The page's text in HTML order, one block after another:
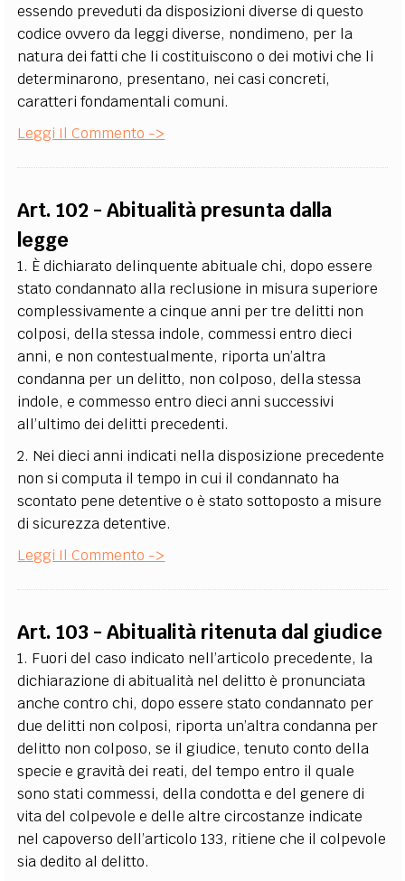
essendo preveduti da disposizioni diverse di questo
codice ovvero da leggi diverse, nondimeno, per la
natura dei fatti che li costituiscono o dei motivi che li
determinarono, presentano, nei casi concreti,
caratteri fondamentali comuni.
Leggi Il Commento ->
Art. 102 - Abitualità presunta dalla
legge
1. È dichiarato delinquente abituale chi, dopo essere
stato condannato alla reclusione in misura superiore
complessivamente a cinque anni per tre delitti non
colposi, della stessa indole, commessi entro dieci
anni, e non contestualmente, riporta un’altra
condanna per un delitto, non colposo, della stessa
indole, e commesso entro dieci anni successivi
all’ultimo dei delitti precedenti.
2. Nei dieci anni indicati nella disposizione precedente
non si computa il tempo in cui il condannato ha
scontato pene detentive o è stato sottoposto a misure
di sicurezza detentive.
Leggi Il Commento ->
Art. 103 - Abitualità ritenuta dal giudice
1. Fuori del caso indicato nell’articolo precedente, la
dichiarazione di abitualità nel delitto è pronunciata
anche contro chi, dopo essere stato condannato per
due delitti non colposi, riporta un’altra condanna per
delitto non colposo, se il giudice, tenuto conto della
specie e gravità dei reati, del tempo entro il quale
sono stati commessi, della condotta e del genere di
vita del colpevole e delle altre circostanze indicate
nel capoverso dell’articolo 133, ritiene che il colpevole
sia dedito al delitto.